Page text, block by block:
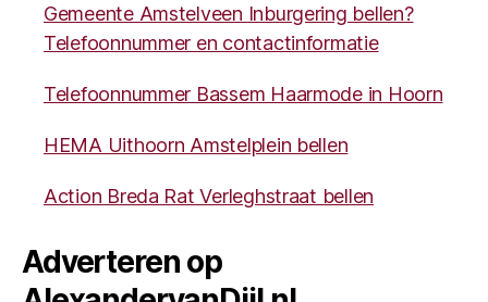
Gemeente Amstelveen Inburgering bellen?
Telefoonnummer en contactinformatie
Telefoonnummer Bassem Haarmode in Hoorn
HEMA Uithoorn Amstelplein bellen
Action Breda Rat Verleghstraat bellen
Adverteren op